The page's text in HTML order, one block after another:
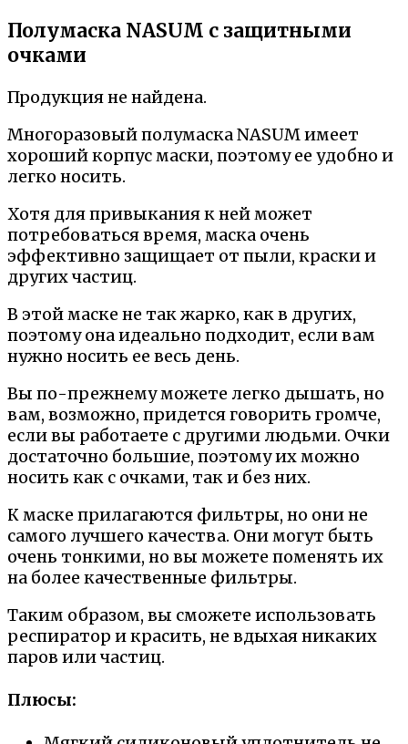
Полумаска NASUM с защитными
очками
Продукция не найдена.
Многоразовый полумаска NASUM имеет
хороший корпус маски, поэтому ее удобно и
легко носить.
Хотя для привыкания к ней может
потребоваться время, маска очень
эффективно защищает от пыли, краски и
других частиц.
В этой маске не так жарко, как в других,
поэтому она идеально подходит, если вам
нужно носить ее весь день.
Вы по-прежнему можете легко дышать, но
вам, возможно, придется говорить громче,
если вы работаете с другими людьми. Очки
достаточно большие, поэтому их можно
носить как с очками, так и без них.
К маске прилагаются фильтры, но они не
самого лучшего качества. Они могут быть
очень тонкими, но вы можете поменять их
на более качественные фильтры.
Таким образом, вы сможете использовать
респиратор и красить, не вдыхая никаких
паров или частиц.
Плюсы: